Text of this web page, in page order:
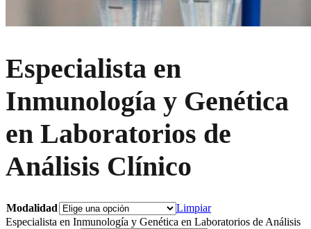
Especialista en
Inmunología y Genética
en Laboratorios de
Análisis Clínico
Modalidad
Limpiar
Especialista en Inmunología y Genética en Laboratorios de Análisis